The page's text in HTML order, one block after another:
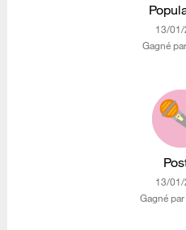
‎13/
Gagné
‎13/
Gagné